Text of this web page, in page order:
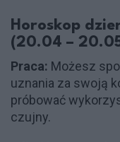
Horoskop
(20.04 –
Praca: Możesz
uznania za swoją
próbować
czujny.